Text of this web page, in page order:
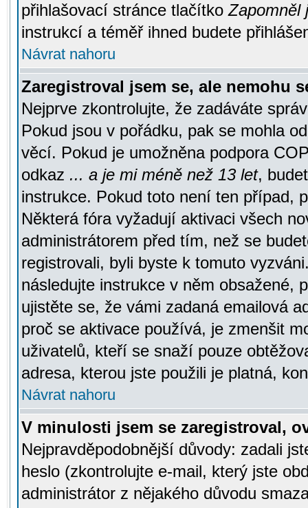
přihlašovací stránce tlačítkoZapomněl
instrukcí a téměř ihned budete
Návrat nahoru
Zaregistroval jsem se, ale nemohu
Nejprve zkontrolujte, že zadáváte
Pokud jsou v pořádku, pak se mohla
věcí. Pokud je umožněna podpora
odkaz ... a je mi méně než 13 let,
instrukce. Pokud toto není ten případ,
Některá fóra vyžadují aktivaci všech
administrátorem před tím, než se
registrovali, byli byste k tomuto
následujte instrukce v něm obsažené,
ujistěte se, že vámi zadaná emailová
proč se aktivace používá, je zmenšit
uživatelů, kteří se snaží pouze
adresa, kterou jste použili je platná,
Návrat nahoru
V minulosti jsem se zaregistroval,
Nejpravděpodobnější důvody: zadali
heslo (zkontrolujte e-mail, který jste
administrátor z nějakého důvodu